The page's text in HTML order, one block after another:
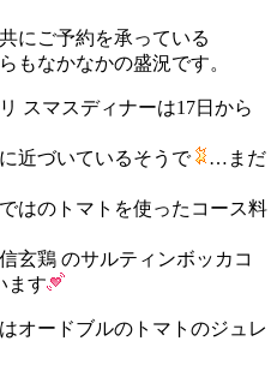
にご予約を承っている
もなかなかの盛況です。
スマスディナーは17日から
近づいているそうで
…まだ
はのトマトを使ったコース料
玄鶏 のサルティンボッカコ
ます
オードブルのトマトのジュレ